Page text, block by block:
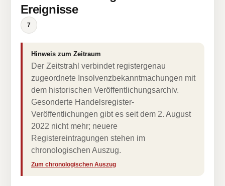
Ereignisse
7
Hinweis zum Zeitraum
Der Zeitstrahl verbindet registergenau
zugeordnete Insolvenzbekanntmachungen mit
dem historischen Veröffentlichungsarchiv.
Gesonderte Handelsregister-
Veröffentlichungen gibt es seit dem 2. August
2022 nicht mehr; neuere
Registereintragungen stehen im
chronologischen Auszug.
Zum chronologischen Auszug